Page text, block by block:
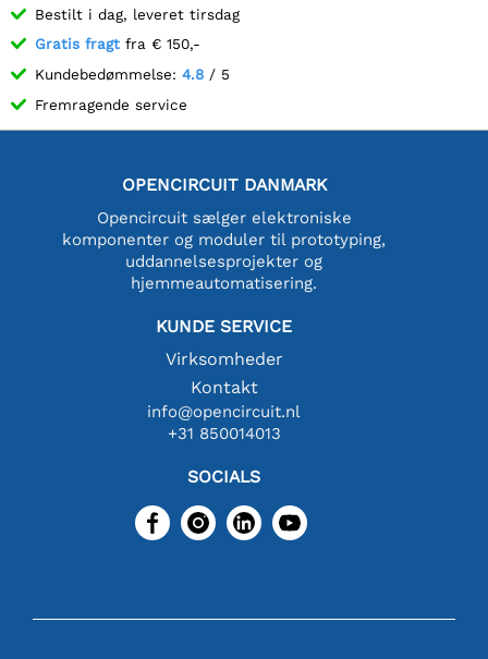
Bestilt i dag, leveret tirsdag
Gratis fragt fra € 150,-
Kundebedømmelse: 4.8 / 5
Fremragende service
OPENCIRCUIT DANMARK
Opencircuit sælger elektroniske
komponenter og moduler til prototyping,
uddannelsesprojekter og
hjemmeautomatisering.
KUNDE SERVICE
Virksomheder
Kontakt
info@opencircuit.nl
+31 850014013
SOCIALS